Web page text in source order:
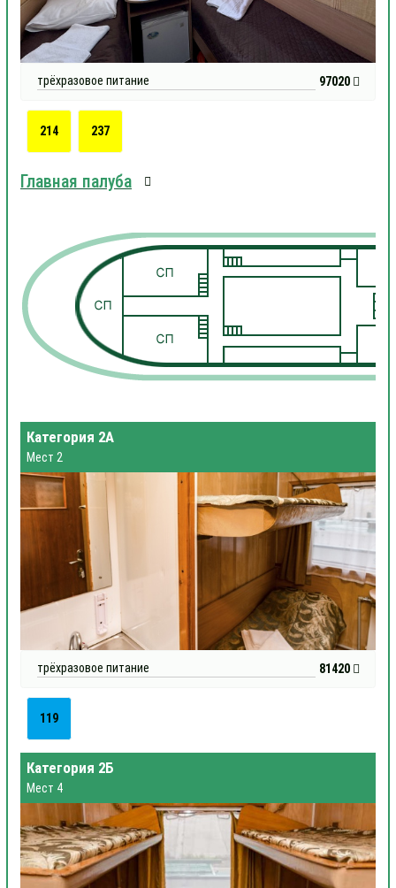
трёхразовое питание 97020
214 237
Главная палуба
Категория 2А
Мест 2
трёхразовое питание 81420
119
Категория 2Б
Мест 4